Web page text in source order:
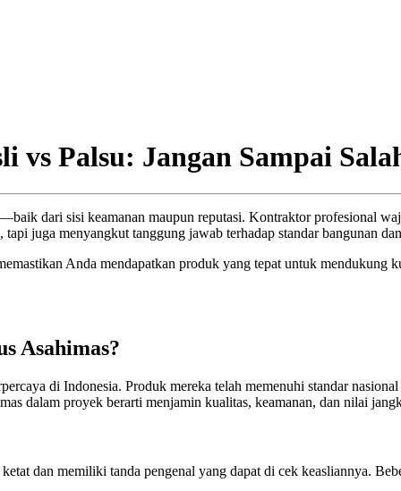
vs Palsu: Jangan Sampai
dari sisi keamanan maupun reputasi. Kontraktor profesional
juga menyangkut tanggung jawab terhadap standar bangunan
Anda mendapatkan produk yang tepat untuk mendukung
Asahimas?
di Indonesia. Produk mereka telah memenuhi standar
dalam proyek berarti menjamin kualitas, keamanan, dan nilai
dan memiliki tanda pengenal yang dapat di cek keasliannya.